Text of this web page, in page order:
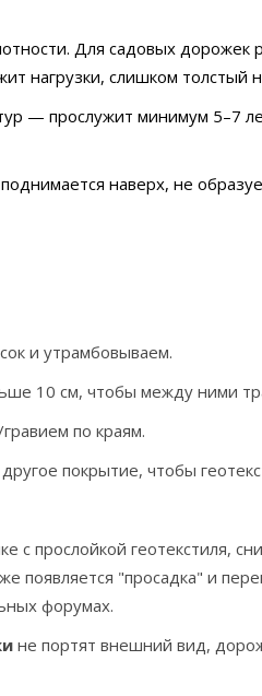
Для садовых дорожек
нагрузки, слишком толстый
— прослужит минимум 5–7
наверх, не
и утрамбовываем.
10 см, чтобы между ними
по краям.
покрытие, чтобы
с прослойкой геотекстиля,
появляется "просадка" и
форумах.
не портят внешний вид,